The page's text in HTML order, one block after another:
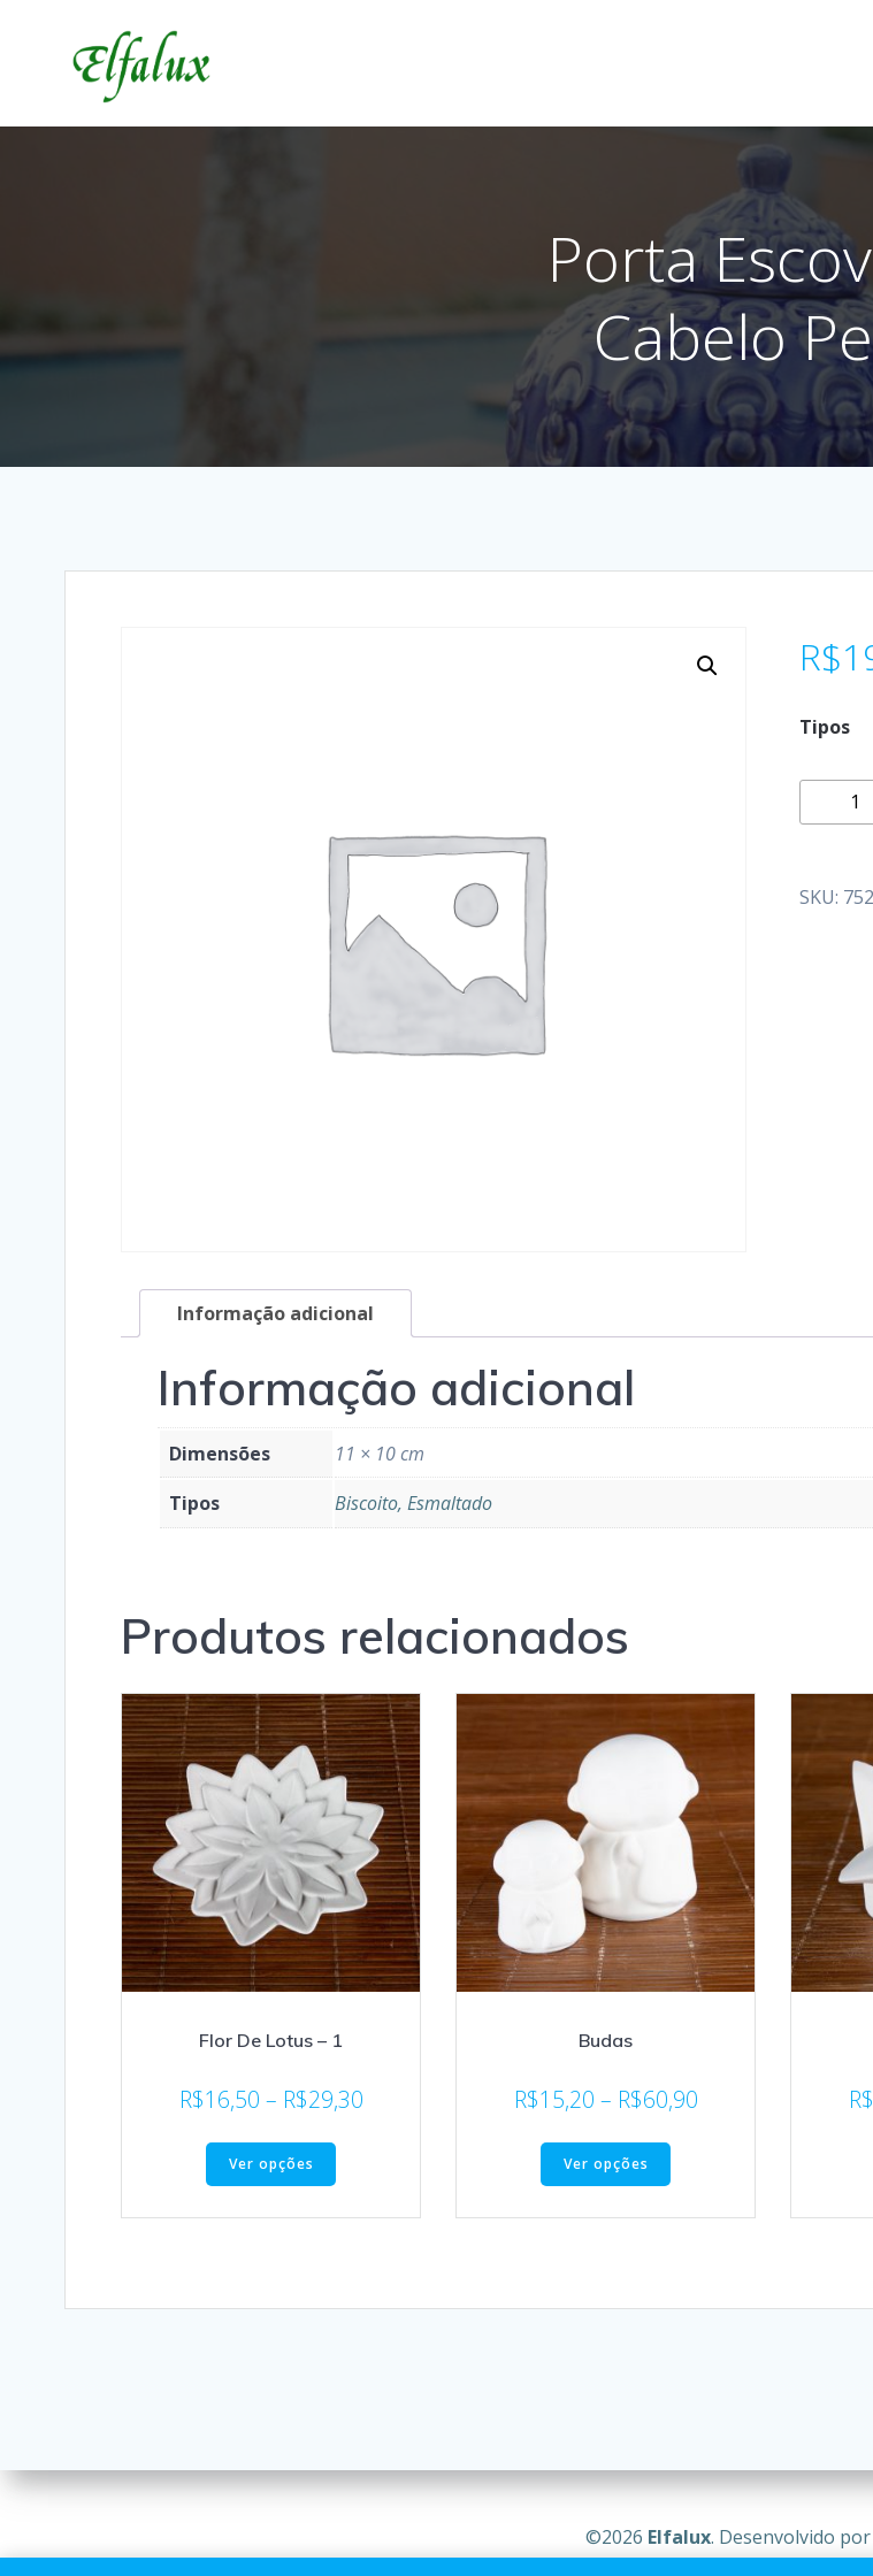
Porta
Cabelo
R$
Tipos
SKU: 752
Informação adicional
Informação adicional
Dimensões
11 × 10 cm
Tipos
Biscoito, Esmaltado
Produtos relacionados
Flor De Lotus – 1
R$16,50 – R$29,30
Ver opções
Budas
R$15,20 – R$60,90
Ver opções
R$
©2026 Elfalux. Desenvolvido por